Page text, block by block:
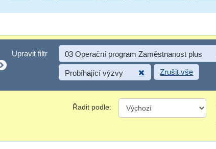
Upravit filtr
Upravit filtr 03 Operační program Zaměstnanost plus
Probíhající výzvy Zrušit vše
Řadit podle: